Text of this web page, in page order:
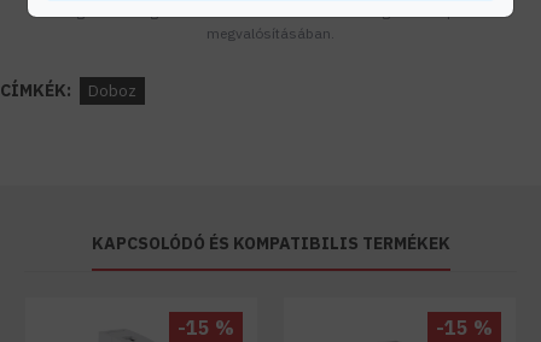
megvalósításában.
CÍMKÉK: Doboz
KAPCSOLÓDÓ ÉS KOMPATIBILIS TERMÉKEK
-15 % -15 %